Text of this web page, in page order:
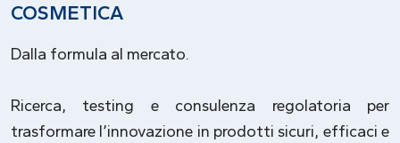
COSMETICA
Dalla formula al mercato.
Ricerca, testing e consulenza regolatoria per
trasformare l’innovazione in prodotti sicuri, efficaci e